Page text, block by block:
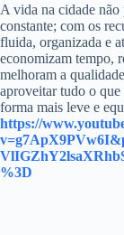
A vida na cidade não
constante; com os
fluida, organizada e
economizam tempo,
melhoram a
aproveitar tudo o que
forma mais leve e
https://
%3D